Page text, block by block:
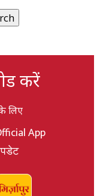
करें
लिए
App